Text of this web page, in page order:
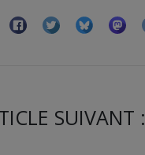
SUIVANT :